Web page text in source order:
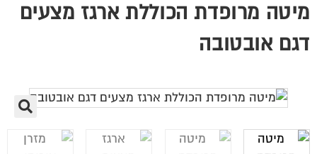
מיטה מרופדת הכוללת ארגז מצעים
דגם אובטובה